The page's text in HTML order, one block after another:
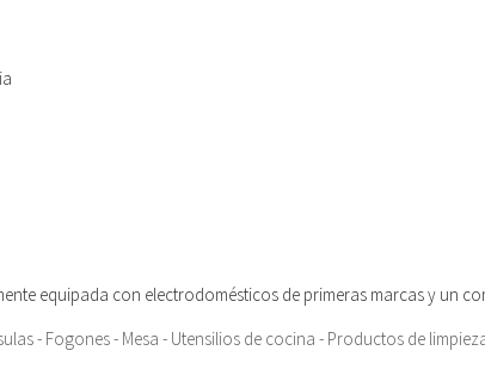
equipada con electrodomésticos de primeras marcas y un
- Fogones - Mesa - Utensilios de cocina - Productos de